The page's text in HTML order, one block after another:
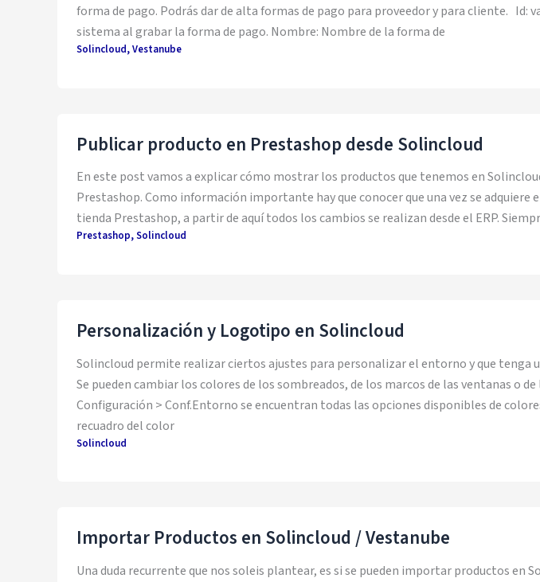
forma de pago. Podrás dar de alta formas de pago para proveedor y para cliente. Id:
sistema al grabar la forma de pago. Nombre: Nombre de la forma de
Solincloud,Vestanube
Publicar producto en Prestashop desde Solincloud
En este post vamos a explicar cómo mostrar los productos que tenemos en
Prestashop. Como información importante hay que conocer que una vez se adquiere
tienda Prestashop, a partir de aquí todos los cambios se realizan desde el ERP.
Prestashop,Solincloud
Personalización y Logotipo en Solincloud
Solincloud permite realizar ciertos ajustes para personalizar el entorno y que tenga
Se pueden cambiar los colores de los sombreados, de los marcos de las ventanas o
Configuración > Conf.Entorno se encuentran todas las opciones disponibles de
recuadro del color
Solincloud
Importar Productos en Solincloud / Vestanube
Una duda recurrente que nos soleis plantear, es si se pueden importar productos en